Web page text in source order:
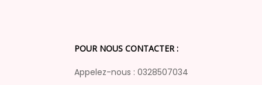
POUR NOUS CONTACTER :
Appelez-nous : 0328507034